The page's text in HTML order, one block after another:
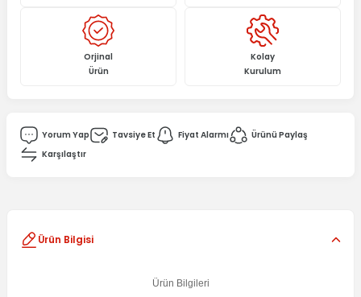
Orjinal
Ürün
Kolay
Kurulum
Yorum Yap Tavsiye Et Fiyat Alarmı
Ürünü Paylaş
Karşılaştır
Ürün Bilgisi
Ürün Bilgileri